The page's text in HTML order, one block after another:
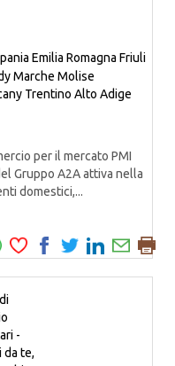
Emilia Romagna Friuli
Marche Molise
Trentino Alto Adige
per il mercato PMI
Gruppo A2A attiva nella
domestici,...